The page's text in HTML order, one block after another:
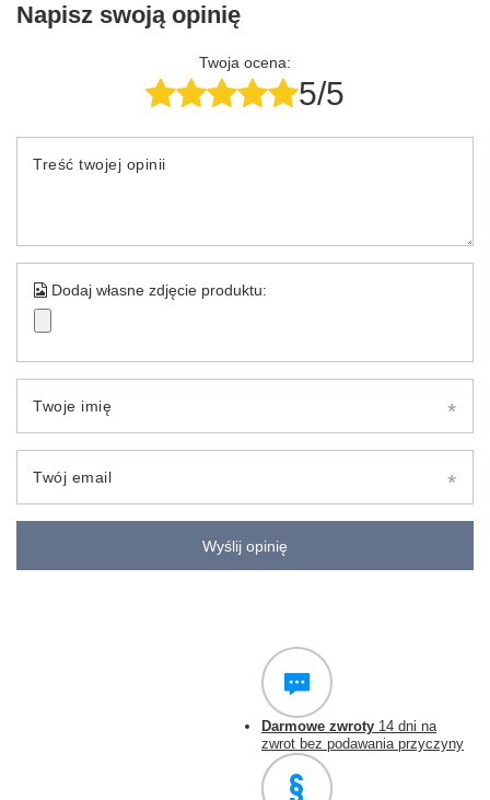
Napisz swoją opinię
Twoja ocena:
5/5
Treść twojej opinii
Dodaj własne zdjęcie produktu:
Twoje imię
Twój email
Wyślij opinię
Darmowe zwroty 14 dni na
zwrot bez podawania przyczyny